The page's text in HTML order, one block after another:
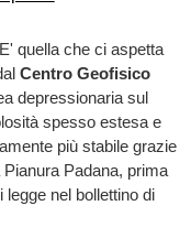
quella che ci aspetta
Centro Geofisico
depressionaria sul
spesso estesa e
più stabile grazie
Padana, prima
nel bollettino di